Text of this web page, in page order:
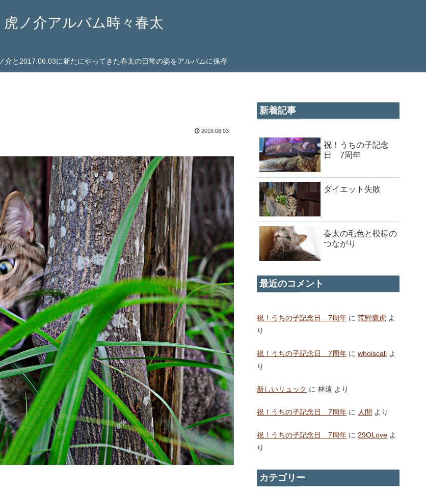
虎ノ介アルバム時々春太
と2017.06.03に新たにやってきた春太の日常の姿をアルバムに保存
2016.08.03
新着記事
祝！うちの子記念
日 7周年
ダイエット失敗
春太の毛色と模様の
つながり
最近のコメント
祝！うちの子記念日 7周年 に 荒野鷹虎 よ
り
祝！うちの子記念日 7周年 に whoiscall よ
り
新しいリュック に 林遠 より
祝！うちの子記念日 7周年 に 人間 より
祝！うちの子記念日 7周年 に 29QLove よ
り
カテゴリー